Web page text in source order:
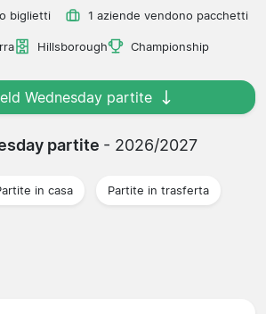
biglietti 1 aziende vendono pacchetti
Hillsborough Championship
Wednesday partite
partite - 2026/2027
in casa Partite in trasferta